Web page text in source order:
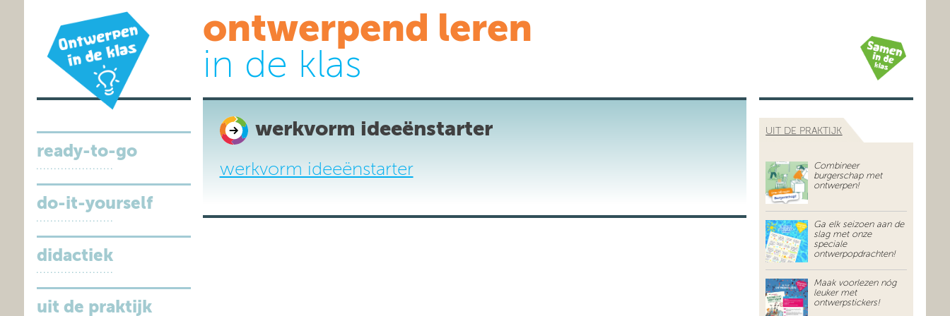
ontwerpend leren
in de klas
ready-to-go
do-it-yourself
didactiek
uit de praktijk
werkvorm ideeënstarter
werkvorm ideeënstarter
UIT DE PRAKTIJK
Combineer
burgerschap met
ontwerpen!
Ga elk seizoen aan de
slag met onze
speciale
ontwerpopdrachten!
Maak voorlezen nóg
leuker met
ontwerpstickers!